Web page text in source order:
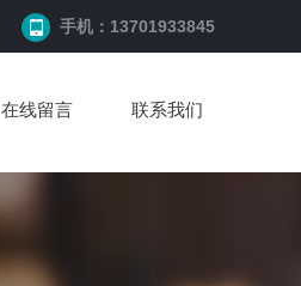
手机：13701933845
在线留言 联系我们